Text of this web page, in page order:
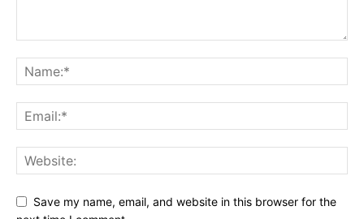
Save my name, email, and website in this browser for the